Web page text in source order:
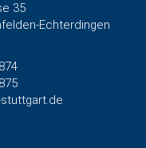
35
Echterdingen